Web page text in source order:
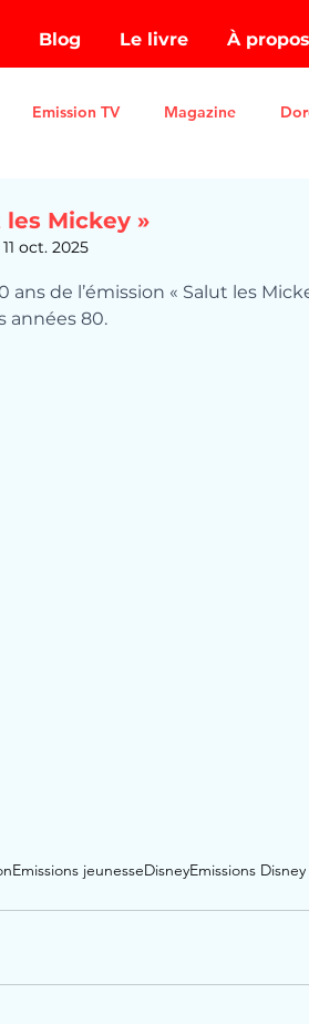
Blog Le livre À propos
Emission TV Magazine
les Mickey »
11 oct. 2025
5.
ans de l’émission « Salut les
années 80.
Emissions jeunesseDisneyEmissions Disney